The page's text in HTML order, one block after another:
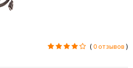
(0 отзывов )